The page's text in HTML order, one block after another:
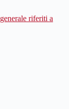
riferiti a